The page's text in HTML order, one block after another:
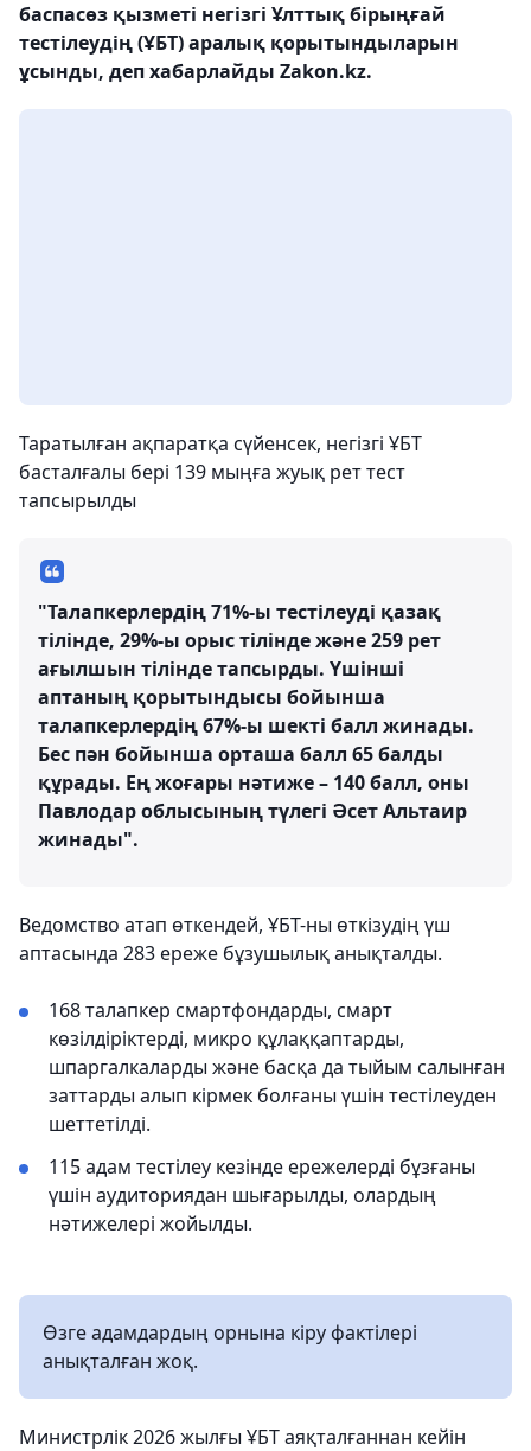
баспасөз қызметі негізгі Ұлттық бірыңғай
тестілеудің (ҰБТ) аралық қорытындыларын
ұсынды, деп хабарлайды Zakon.kz.
Таратылған ақпаратқа сүйенсек, негізгі ҰБТ
басталғалы бері 139 мыңға жуық рет тест
тапсырылды
"Талапкерлердің 71%-ы тестілеуді қазақ
тілінде, 29%-ы орыс тілінде және 259 рет
ағылшын тілінде тапсырды. Үшінші
аптаның қорытындысы бойынша
талапкерлердің 67%-ы шекті балл жинады.
Бес пән бойынша орташа балл 65 балды
құрады. Ең жоғары нәтиже – 140 балл, оны
Павлодар облысының түлегі Әсет Альтаир
жинады".
Ведомство атап өткендей, ҰБТ-ны өткізудің үш
аптасында 283 ереже бұзушылық анықталды.
168 талапкер смартфондарды, смарт
көзілдіріктерді, микро құлаққаптарды,
шпаргалкаларды және басқа да тыйым салынған
заттарды алып кірмек болғаны үшін тестілеуден
шеттетілді.
115 адам тестілеу кезінде ережелерді бұзғаны
үшін аудиториядан шығарылды, олардың
нәтижелері жойылды.
Өзге адамдардың орнына кіру фактілері
анықталған жоқ.
Министрлік 2026 жылғы ҰБТ аяқталғаннан кейін